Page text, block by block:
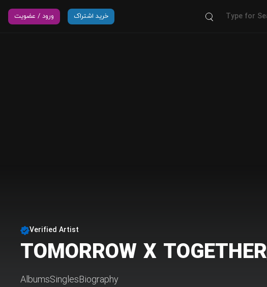
خرید اشتراک ورود / عضویت
Verified Artist
TOMORROW X TOGETHER
AlbumsSinglesBiography